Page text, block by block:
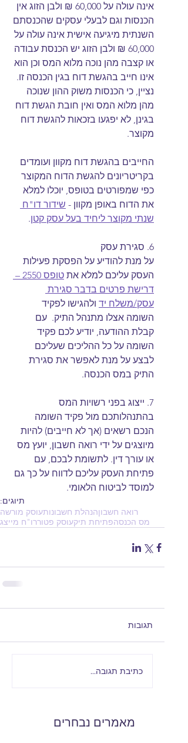
אינה עולה על 60,000 ₪ ולבן הזוג אין
הכנסות וגם לבעלי עסקים שהכנסתם
השנתית מיגיעה אישית אינה עולה על
60,000 ₪ ולבן הזוג יש הכנסת עבודה
או קצבה מהן נוכה מלוא המס וכן הוא
אינו חייב בהגשת דוח בגין הכנסה זו.
נציין, כי הכנסות משוק ההון שנוכה
מהן מלוא המס ואין חובת הגשת דוח
בגינן, לא יפגעו בזכאות להגשת דוח
מקוצר.
החייבים בהגשת דוח מקוון ועומדים
בקריטריונים להגשת הדוח המקוצר
כפי שמפורטים בטופס, יוכלו למלא
את הדוח באופן מקוון - שידור דו"ח
שנתי מקוצר ליחיד בעל עסק קטן.
6. סגירת עסק
על מנת להודיע על הפסקת פעילות
העסק עליכם למלא את
טופס 2550 –
דרישת פרטים בדבר סגירת
עסק/משלח יד ולהגישו לפקיד
השומה אצלו מתנהל התיק.  עם
קבלת ההודעה, יודיע לכם פקיד
השומה על כל ההליכים שעליכם
לבצע על מנת לאפשר את סגירת
התיק במס הכנסה.
7. ייצוג בפני רשויות המס
בהתנהלותכם מול פקיד השומה
הנכם רשאים (אך לא חייבים) להיות
מיוצגים על ידי רואה חשבון, יועץ מס
או עורך דין. לתשומת לבכם, עם
פתיחת העסק עליכם לדווח על כך גם
למוסד לביטוח הלאומי.
תיוגים:
רואה חשבוןהנהלת חשבונותעוסק מורשה
מס הכנסהפתיחת תיקעוסק פטוררו"ח מייצג
תגובות
כתיבת תגובה...
מאמרים נבחרים